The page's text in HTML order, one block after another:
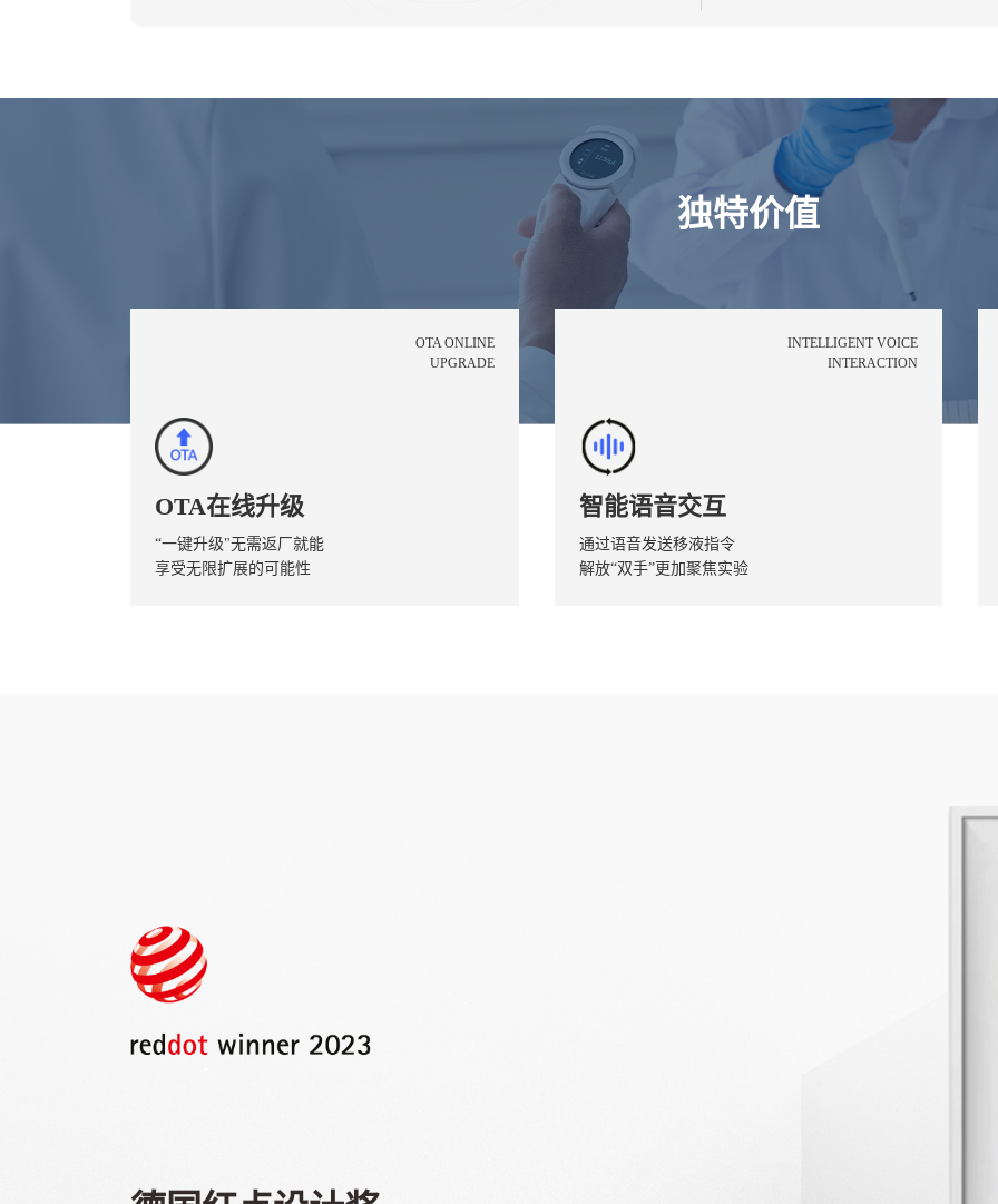
独特价值
OTA ONLINE
UPGRADE
OTA在线升级
“一键升级"无需返厂就能
享受无限扩展的可能性
INTELLIGENT VOICE
INTERACTION
智能语音交互
通过语音发送移液指令
解放“双手”更加聚焦实验